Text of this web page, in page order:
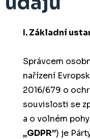
I. Základní
Správcem
nařízení
2016/679 o
souvislosti se
a o volném
„GDPR”) je